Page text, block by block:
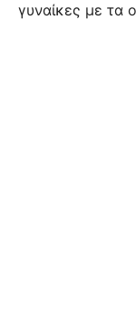
γυναίκες με τα